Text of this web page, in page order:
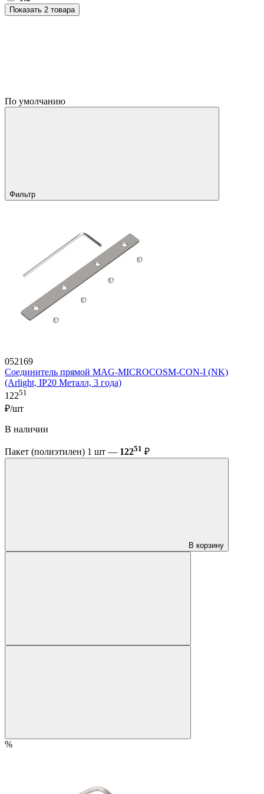
Показать 2 товара
По умолчанию
Фильтр
052169
Соединитель прямой MAG-MICROCOSM-CON-I (NK)
(Arlight, IP20 Металл, 3 года)
12251
₽/шт
В наличии
Пакет (полиэтилен) 1 шт — 12251 ₽
В корзину
%